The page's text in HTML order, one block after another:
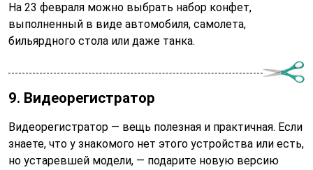
На 23 февраля можно выбрать набор конфет,
выполненный в виде автомобиля, самолета,
бильярдного стола или даже танка.
9. Видеорегистратор
Видеорегистратор — вещь полезная и практичная. Если
знаете, что у знакомого нет этого устройства или есть,
но устаревшей модели, — подарите новую версию